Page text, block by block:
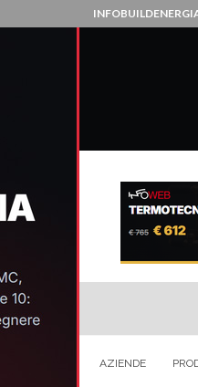
AZIENDE